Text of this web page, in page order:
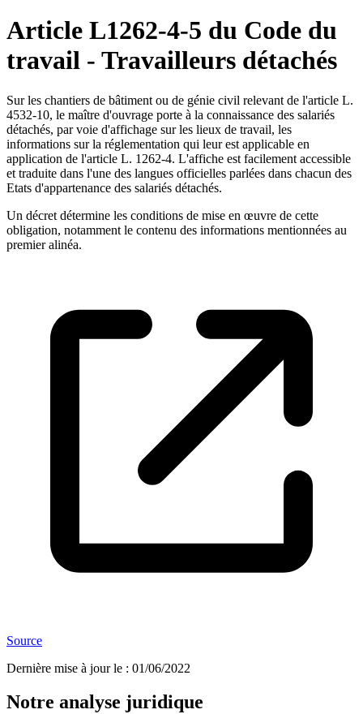
Article L1262-4-5 du Code du
travail - Travailleurs détachés
Sur les chantiers de bâtiment ou de génie civil relevant de l'article L.
4532-10, le maître d'ouvrage porte à la connaissance des salariés
détachés, par voie d'affichage sur les lieux de travail, les
informations sur la réglementation qui leur est applicable en
application de l'article L. 1262-4. L'affiche est facilement accessible
et traduite dans l'une des langues officielles parlées dans chacun des
Etats d'appartenance des salariés détachés.
Un décret détermine les conditions de mise en œuvre de cette
obligation, notamment le contenu des informations mentionnées au
premier alinéa.
Source
Dernière mise à jour le : 01/06/2022
Notre analyse juridique